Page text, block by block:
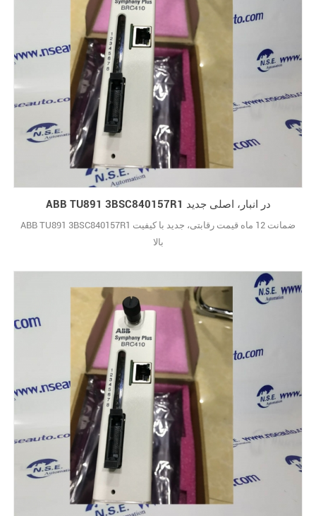
ABB TU891 3BSC840157R1 در انبار، اصلی جدید
ABB TU891 3BSC840157R1 ضمانت 12 ماه قیمت رقابتی، جدید با کیفیت
بالا